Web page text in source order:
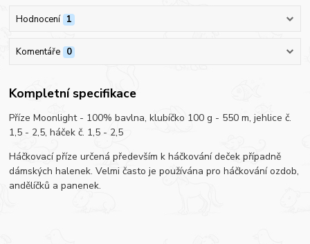
Hodnocení 1
Komentáře 0
Kompletní specifikace
Příze Moonlight - 100% bavlna, klubíčko 100 g - 550 m, jehlice č.
1,5 - 2,5, háček č. 1,5 - 2,5
Háčkovací příze určená především k háčkování deček případně
dámských halenek. Velmi často je používána pro háčkování ozdob,
andělíčků a panenek.